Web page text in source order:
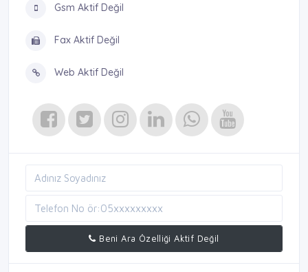
Gsm Aktif Değil
Fax Aktif Değil
Web Aktif Değil
Beni Ara Özelliği Aktif Değil